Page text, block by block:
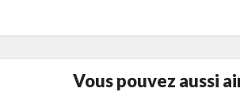
Vous pouvez aussi